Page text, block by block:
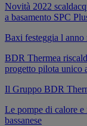
Novità 2022
a basamento SPC
Baxi festeggia l anno
BDR Thermea
progetto pilota unico
Il Gruppo BDR
Le pompe di calore
bassanese